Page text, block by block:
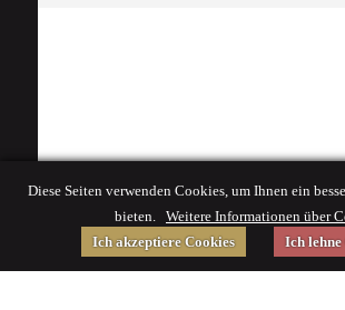
Diese Seiten verwenden Cookies, um Ihnen ein
bieten. Weitere Informationen über
Ich akzeptiere Cookies
Ich lehne